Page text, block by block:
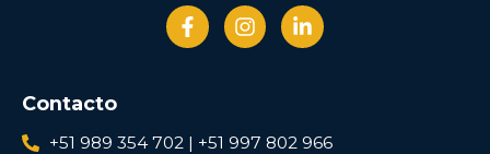
Contacto
+51 989 354 702 | +51 997 802 966